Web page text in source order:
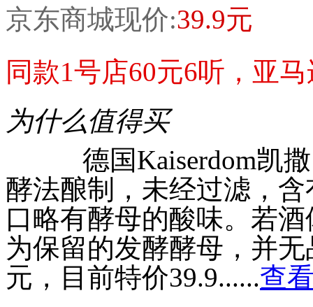
京东商城现价:39.9元
同款1号店60元6听，亚
为什么值得买
德国Kaiserdom凯撒
酵法酿制，未经过滤，
口略有酵母的酸味。若
为保留的发酵酵母，并
元，目前特价39.9......查